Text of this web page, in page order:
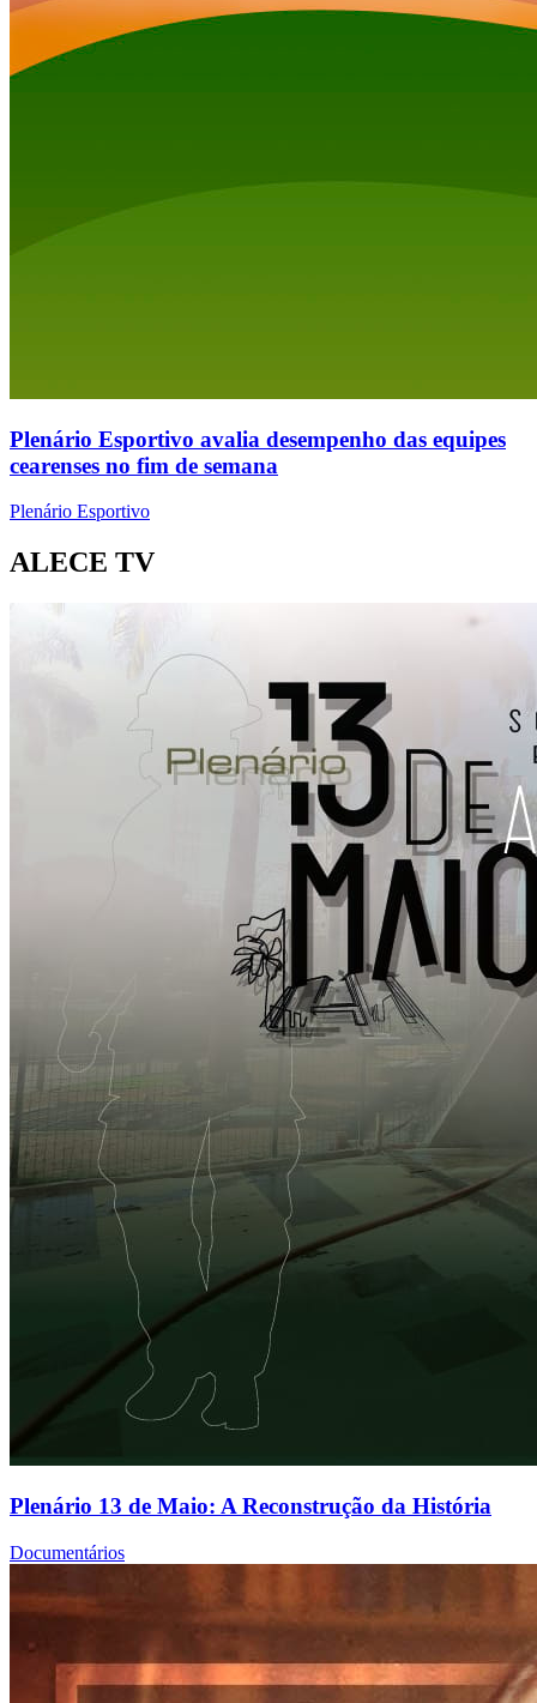
Plenário Esportivo avalia desempenho das equipes
cearenses no fim de semana
Plenário Esportivo
ALECE TV
Plenário 13 de Maio: A Reconstrução da História
Documentários